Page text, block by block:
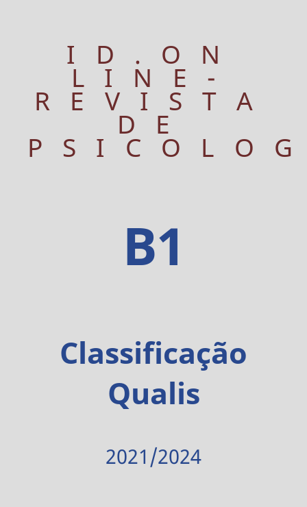
ID.ON
LINE-
REVISTA
DE
B1
Classificação
Qualis
2021/2024